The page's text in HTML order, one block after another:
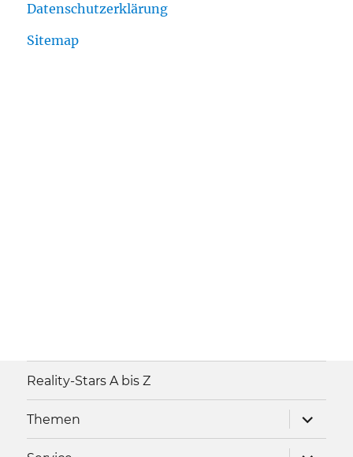
Datenschutzerklärung
Sitemap
Reality-Stars A bis Z
Themen
anzeigen